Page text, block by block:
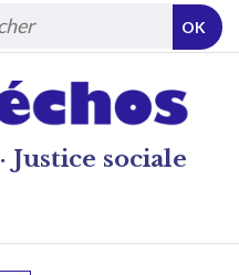
Justice sociale
OK